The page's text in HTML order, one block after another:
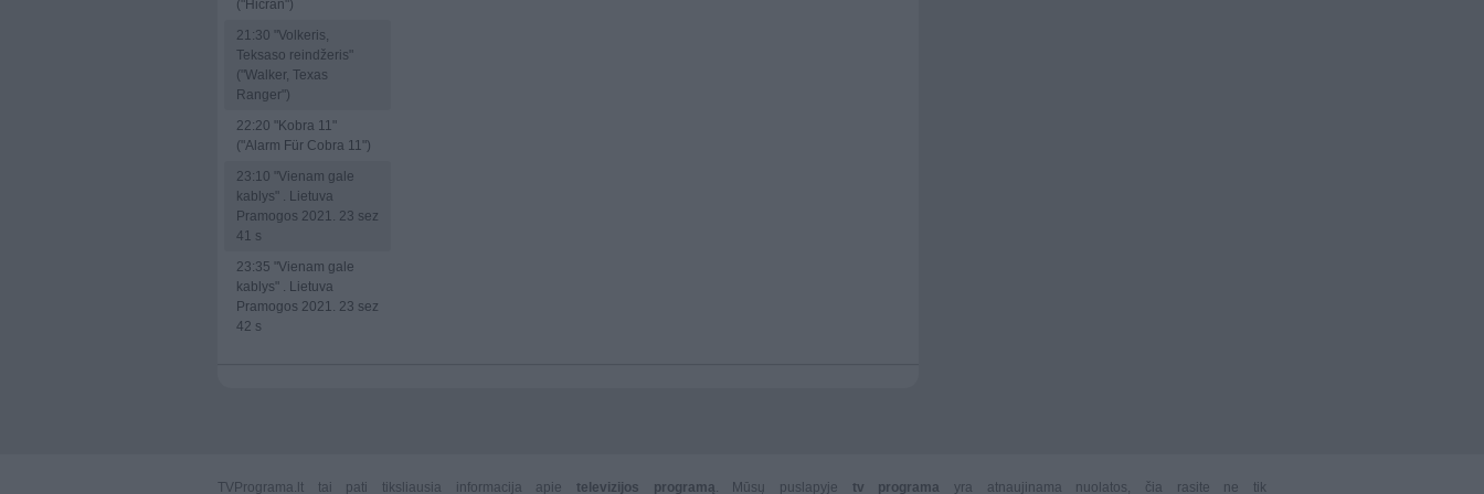
("Hicran")
21:30 "Volkeris,
Teksaso reindžeris"
("Walker, Texas
Ranger")
22:20 "Kobra 11"
("Alarm Für Cobra 11")
23:10 "Vienam gale
kablys" . Lietuva
Pramogos 2021. 23 sez
41 s
23:35 "Vienam gale
kablys" . Lietuva
Pramogos 2021. 23 sez
42 s
TVPrograma.lt tai pati tiksliausia informacija apie televizijos programą. Mūsų puslapyje tv programa yra atnaujinama nuolatos, čia rasite ne tik